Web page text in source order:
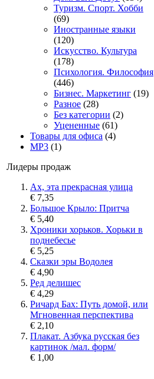
Туризм. Спорт. Хобби
(69)
Иностранные языки
(120)
Искусство. Культура
(178)
Психология. Философия
(446)
Бизнес. Маркетинг (19)
Разное (28)
Без категории (2)
Уцененные (61)
Товары для офиса (4)
MP3 (1)
Лидеры продаж
Ах, эта прекрасная улица
€ 7,35
Большое Крыло: Притча
€ 5,40
Хроники хорьков. Хорьки в
поднебесье
€ 5,25
Сказки эры Водолея
€ 4,90
Ред делишес
€ 4,29
Ричард Бах: Путь домой, или
Мгновенная перспектива
€ 2,10
Плакат. Азбука русская без
картинок /мал. форм/
€ 1,00